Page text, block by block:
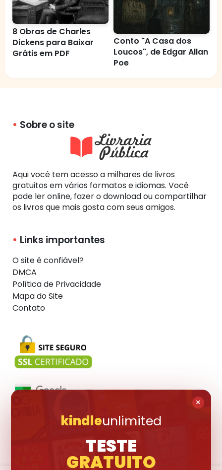
8 Obras de Charles
Dickens para Baixar
Grátis em PDF
Conto "A Casa dos
Loucos", de Edgar Allan
Poe
Sobre o site
Aqui você tem acesso a milhares de livros
gratuitos em vários formatos e idiomas. Você
pode ler online, fazer o download ou compartilhar
os livros que mais gosta com seus amigos.
Links importantes
O site é confiável?
DMCA
Política de Privacidade
Mapa do Site
Contato
×
kindleunlimited
TESTE
GRATUITO